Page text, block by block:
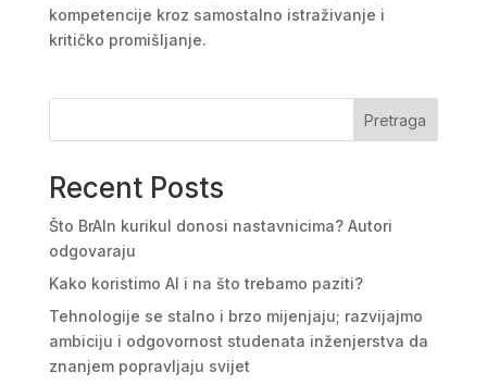
kompetencije kroz samostalno istraživanje i
kritičko promišljanje.
Pretraga
Recent Posts
Što BrAIn kurikul donosi nastavnicima? Autori
odgovaraju
Kako koristimo AI i na što trebamo paziti?
Tehnologije se stalno i brzo mijenjaju; razvijajmo
ambiciju i odgovornost studenata inženjerstva da
znanjem popravljaju svijet